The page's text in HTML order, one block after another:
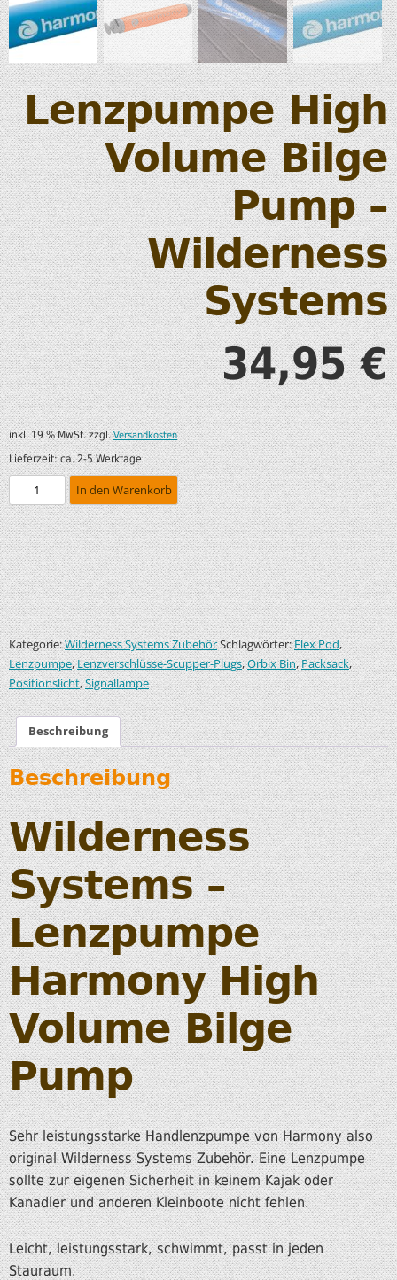
Lenzpumpe High
Volume Bilge
Pump –
Wilderness
Systems
34,95€
inkl. 19 % MwSt. zzgl.Versandkosten
Lieferzeit:ca. 2-5 Werktage
In den Warenkorb
Kategorie:Wilderness Systems ZubehörSchlagwörter:Flex Pod,
Lenzpumpe,Lenzverschlüsse-Scupper-Plugs,Orbix Bin,Packsack,
Positionslicht,Signallampe
Beschreibung
Beschreibung
Wilderness
Systems –
Lenzpumpe
Harmony High
Volume Bilge
Pump
Sehr leistungsstarke Handlenzpumpe von Harmony also
original Wilderness Systems Zubehör. Eine Lenzpumpe
sollte zur eigenen Sicherheit in keinem Kajak oder
Kanadier und anderen Kleinboote nicht fehlen.
Leicht, leistungsstark, schwimmt, passt in jeden
Stauraum.